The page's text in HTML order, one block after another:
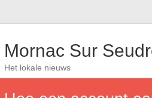
Mornac Sur
Het lokale nieuws